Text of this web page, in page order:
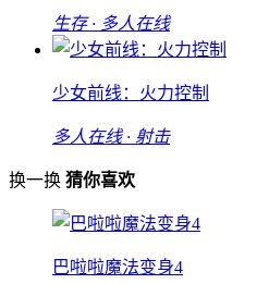
生存 · 多人在线
少女前线：火力控制
多人在线 · 射击
换一换 猜你喜欢
巴啦啦魔法变身4